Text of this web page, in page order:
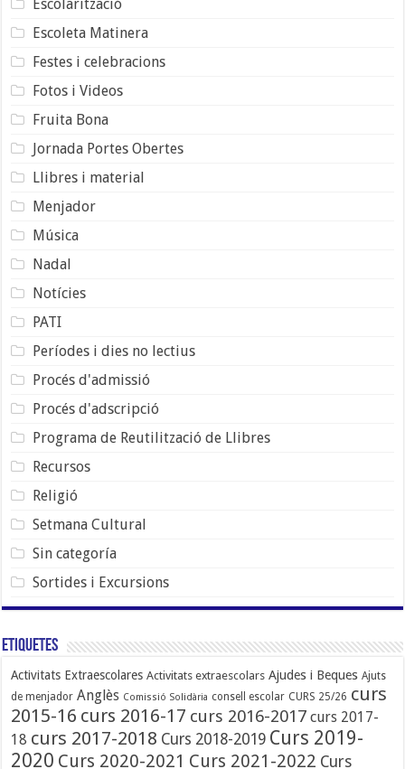
Escolarització
Escoleta Matinera
Festes i celebracions
Fotos i Videos
Fruita Bona
Jornada Portes Obertes
Llibres i material
Menjador
Música
Nadal
Notícies
PATI
Períodes i dies no lectius
Procés d'admissió
Procés d'adscripció
Programa de Reutilització de Llibres
Recursos
Religió
Setmana Cultural
Sin categoría
Sortides i Excursions
Etiquetes
Activitats Extraescolares Activitats extraescolars Ajudes i Beques Ajuts
de menjador Anglès Comissió Solidària consell escolar CURS 25/26 curs
2015-16 curs 2016-17 curs 2016-2017 curs 2017-
18 curs 2017-2018 Curs 2018-2019 Curs 2019-
2020 Curs 2020-2021 Curs 2021-2022 Curs